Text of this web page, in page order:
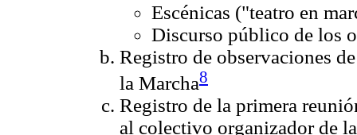
Escénicas ("teatro en
Discurso público de los
Registro de observaciones
la Marcha8
Registro de la primera
al colectivo organizador de